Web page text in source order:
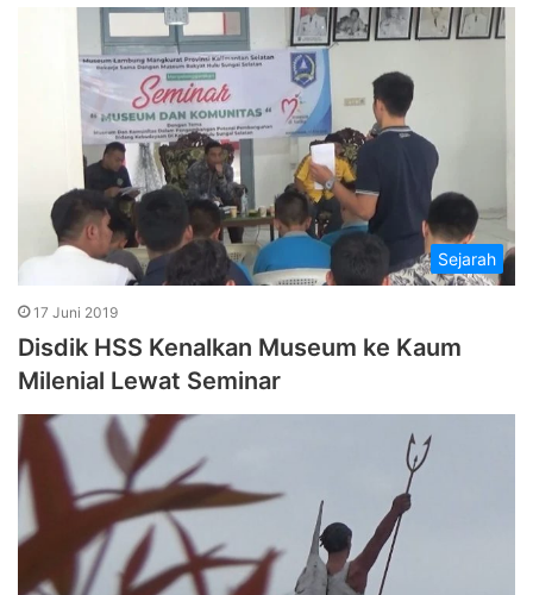
Sejarah
17 Juni 2019
Disdik HSS Kenalkan Museum ke Kaum
Milenial Lewat Seminar